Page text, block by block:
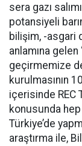
sera gazı
potansiyeli
bilişim, -asgari
anlamına
geçirmemize
kurulmasının
içerisinde REC
konusunda
Türkiye’de
araştırma ile,